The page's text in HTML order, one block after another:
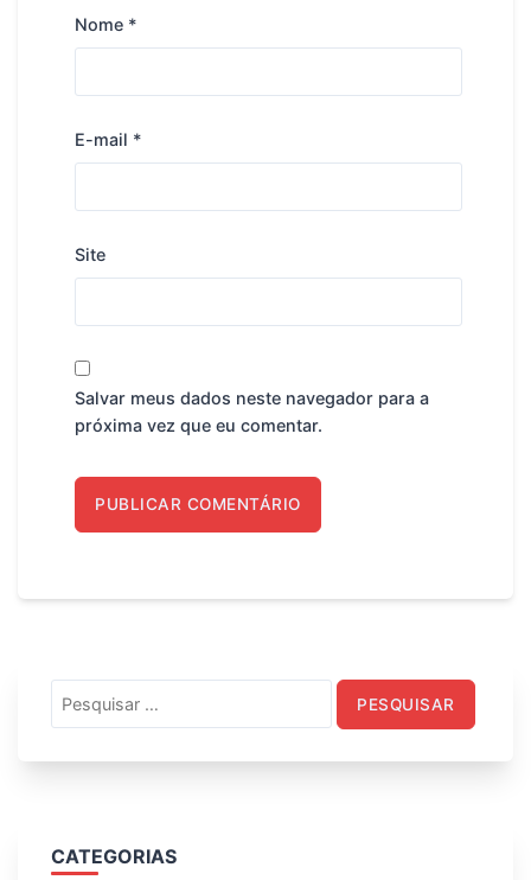
Nome *
E-mail *
Site
Salvar meus dados neste navegador para a
próxima vez que eu comentar.
por:
CATEGORIAS